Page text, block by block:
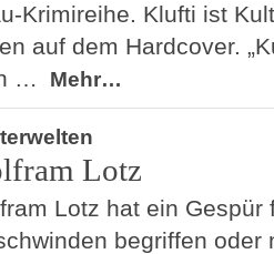
Krimireihe. Klufti ist
auf dem Hardcover.
…
Mehr…
Lotz
Lotz hat ein Gespür
begriffen oder